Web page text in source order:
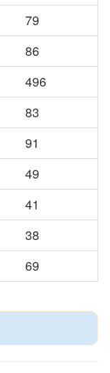
79
86
496
83
91
49
41
38
69